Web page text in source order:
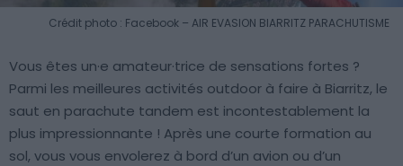
Crédit photo : Facebook – AIR EVASION BIARRITZ PARACHUTISME
Vous êtes un·e amateur·trice de sensations fortes ?
Parmi les meilleures activités outdoor à faire à Biarritz, le
saut en parachute tandem est incontestablement la
plus impressionnante ! Après une courte formation au
sol, vous vous envolerez à bord d’un avion ou d’un